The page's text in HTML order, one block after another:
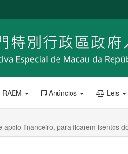
Anúncios Leis
financeiro, para ficarem isentos